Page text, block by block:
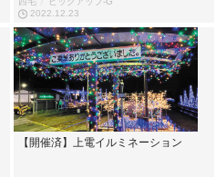
2022.12.23
【開催済】上電イルミネーション